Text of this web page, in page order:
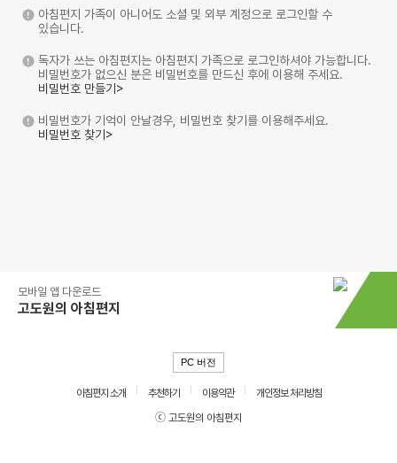
아침편지 가족이 아니어도 소셜 및 외부 계정으로 로그인할 수
있습니다.
독자가 쓰는 아침편지는 아침편지 가족으로 로그인하셔야 가능합니다.
비밀번호가 없으신 분은 비밀번호를 만드신 후에 이용해 주세요.
비밀번호 만들기>
비밀번호가 기억이 안날경우, 비밀번호 찾기를 이용해주세요.
비밀번호 찾기>
모바일 앱 다운로드
고도원의 아침편지
PC 버전
아침편지 소개 추천하기 이용약관
개인정보 처리방침
ⓒ 고도원의 아침편지